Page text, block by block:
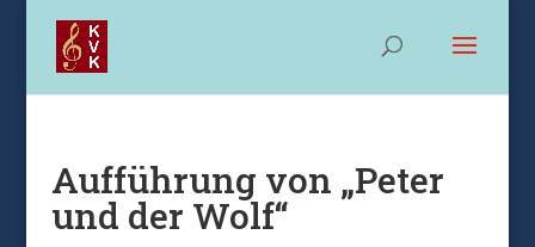
Aufführung von „Peter
und der Wolf“